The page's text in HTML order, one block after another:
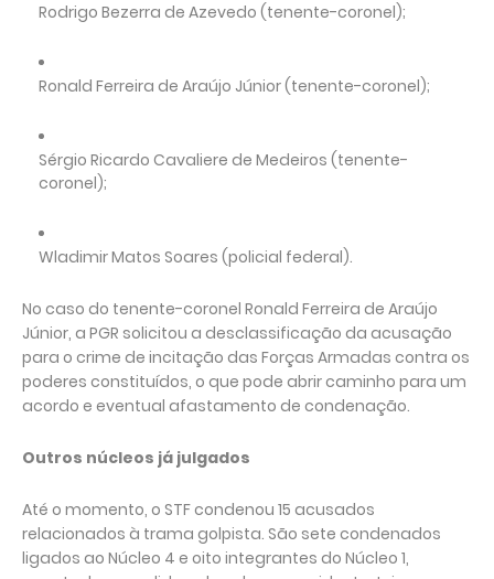
Rodrigo Bezerra de Azevedo (tenente-coronel);
Ronald Ferreira de Araújo Júnior (tenente-coronel);
Sérgio Ricardo Cavaliere de Medeiros (tenente-
coronel);
Wladimir Matos Soares (policial federal).
No caso do tenente-coronel Ronald Ferreira de Araújo
Júnior, a PGR solicitou a desclassificação da acusação
para o crime de incitação das Forças Armadas contra os
poderes constituídos, o que pode abrir caminho para um
acordo e eventual afastamento de condenação.
Outros núcleos já julgados
Até o momento, o STF condenou 15 acusados
relacionados à trama golpista. São sete condenados
ligados ao Núcleo 4 e oito integrantes do Núcleo 1,